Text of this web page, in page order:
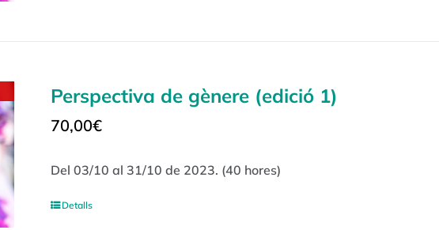
Perspectiva de gènere (edició 1)
70,00€
Del 03/10 al 31/10 de 2023. (40 hores)
Detalls